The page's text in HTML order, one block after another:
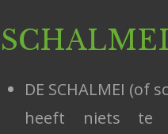
SCHALMEI
DE SCHALMEI
heeft niets te